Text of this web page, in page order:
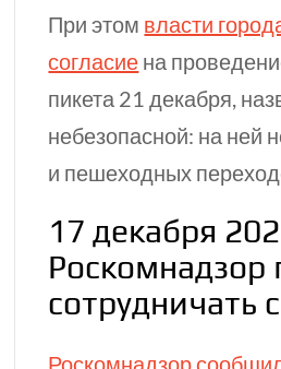
При этом власти
согласие на
пикета 21 декабря,
небезопасной: на ней
и пешеходных
17 декабря
Роскомнадзор
сотрудничать